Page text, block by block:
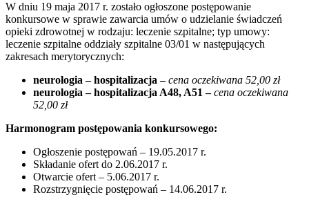
W dniu 19 maja 2017 r. zostało ogłoszone postępowanie
konkursowe w sprawie zawarcia umów o udzielanie świadczeń
opieki zdrowotnej w rodzaju: leczenie szpitalne; typ umowy:
leczenie szpitalne oddziały szpitalne 03/01 w następujących
zakresach merytorycznych:
neurologia – hospitalizacja – cena oczekiwana 52,00 zł
neurologia – hospitalizacja A48, A51– cena oczekiwana
52,00 zł
Harmonogram postępowania konkursowego:
Ogłoszenie postępowań – 19.05.2017 r.
Składanie ofert do 2.06.2017 r.
Otwarcie ofert – 5.06.2017 r.
Rozstrzygnięcie postępowań – 14.06.2017 r.